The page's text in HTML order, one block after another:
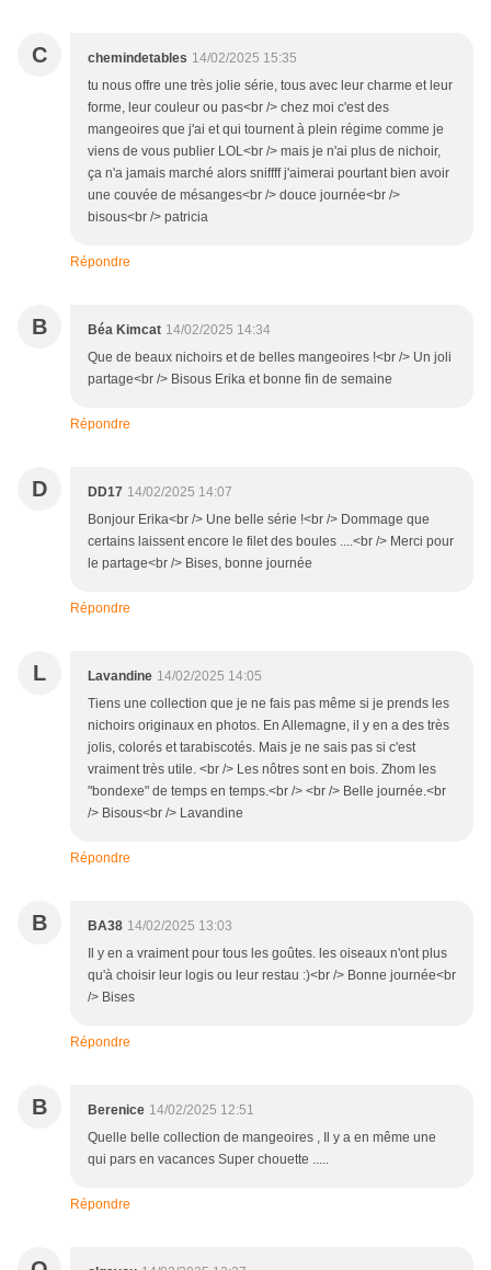
C chemindetables 14/02/2025 15:35
tu nous offre une très jolie série, tous avec leur charme et leur
forme, leur couleur ou pas<br /> chez moi c'est des
mangeoires que j'ai et qui tournent à plein régime comme je
viens de vous publier LOL<br /> mais je n'ai plus de nichoir,
ça n'a jamais marché alors sniffff j'aimerai pourtant bien avoir
une couvée de mésanges<br /> douce journée<br />
bisous<br /> patricia
Répondre
B Béa Kimcat 14/02/2025 14:34
Que de beaux nichoirs et de belles mangeoires !<br /> Un joli
partage<br /> Bisous Erika et bonne fin de semaine
Répondre
D DD17 14/02/2025 14:07
Bonjour Erika<br /> Une belle série !<br /> Dommage que
certains laissent encore le filet des boules ....<br /> Merci pour
le partage<br /> Bises, bonne journée
Répondre
L Lavandine 14/02/2025 14:05
Tiens une collection que je ne fais pas même si je prends les
nichoirs originaux en photos. En Allemagne, il y en a des très
jolis, colorés et tarabiscotés. Mais je ne sais pas si c'est
vraiment très utile. <br /> Les nôtres sont en bois. Zhom les
"bondexe" de temps en temps.<br /> <br /> Belle journée.<br
/> Bisous<br /> Lavandine
Répondre
B BA38 14/02/2025 13:03
Il y en a vraiment pour tous les goûtes. les oiseaux n'ont plus
qu'à choisir leur logis ou leur restau :)<br /> Bonne journée<br
/> Bises
Répondre
B Berenice 14/02/2025 12:51
Quelle belle collection de mangeoires , Il y a en même une
qui pars en vacances Super chouette .....
Répondre